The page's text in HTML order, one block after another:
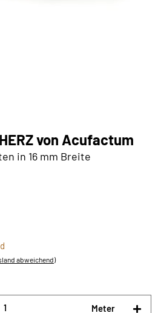
von Acufactum
in 16 mm Breite
abweichend)
Meter